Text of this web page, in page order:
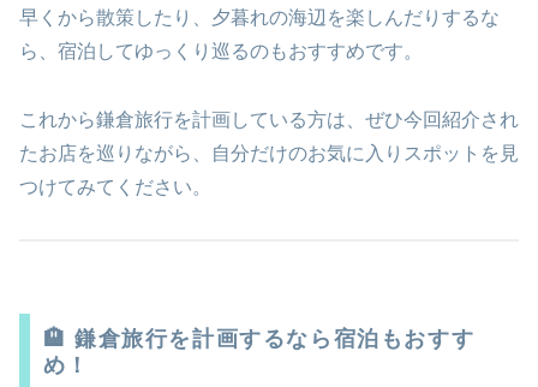
早くから散策したり、夕暮れの海辺を楽しんだりするな
ら、宿泊してゆっくり巡るのもおすすめです。
これから鎌倉旅行を計画している方は、ぜひ今回紹介され
たお店を巡りながら、自分だけのお気に入りスポットを見
つけてみてください。
🏨 鎌倉旅行を計画するなら宿泊もおすす
め！